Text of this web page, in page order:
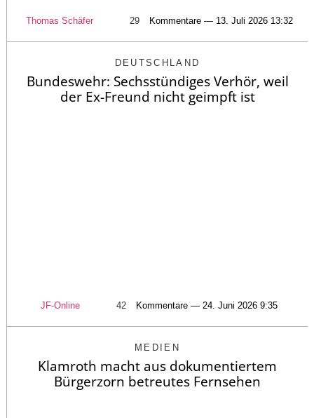
Thomas Schäfer 29 Kommentare — 13. Juli 2026 13:32
DEUTSCHLAND
Bundeswehr: Sechsstündiges Verhör, weil
der Ex-Freund nicht geimpft ist
JF-Online 42 Kommentare — 24. Juni 2026 9:35
MEDIEN
Klamroth macht aus dokumentiertem
Bürgerzorn betreutes Fernsehen